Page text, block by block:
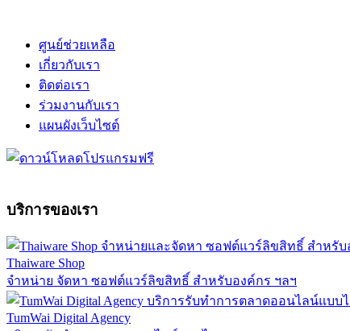
ศูนย์ช่วยเหลือ
เกี่ยวกับเรา
ติดต่อเรา
ร่วมงานกับเรา
แผนผังเว็บไซต์
บริการของเรา
Thaiware Shop
จำหน่าย จัดหา ซอฟต์แวร์ลิขสิทธิ์ สำหรับองค์กร ฯลฯ
TumWai Digital Agency